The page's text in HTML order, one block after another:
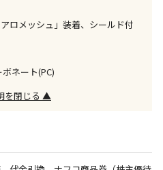
定した商品については、当日に
業日に基づき出荷手続きを行う
をいただく場合がございます。
末年始などの長期休業期間中
荷対応となります。
・施工日はお打ち合わせの上、
ロメッシュ」装着、シールド付
ネート(PC)
を閉じる ▲